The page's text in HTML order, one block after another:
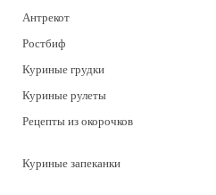
Антрекот
Ростбиф
Куриные грудки
Куриные рулеты
Рецепты из окорочков
Куриные запеканки